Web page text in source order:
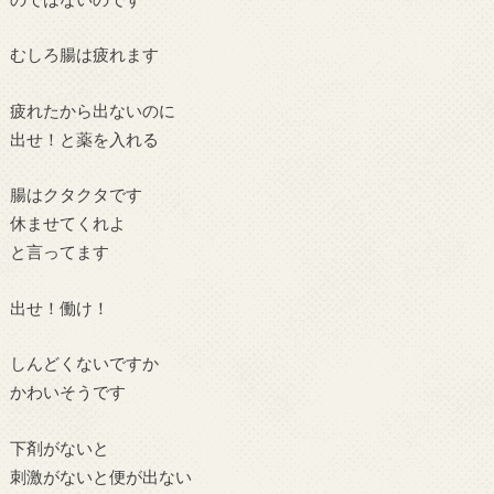
むしろ腸は疲れます
疲れたから出ないのに
出せ！と薬を入れる
腸はクタクタです
休ませてくれよ
と言ってます
出せ！働け！
しんどくないですか
かわいそうです
下剤がないと
刺激がないと便が出ない